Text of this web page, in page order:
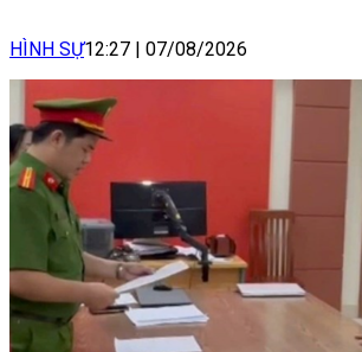
HÌNH SỰ12:27 | 07/08/2026